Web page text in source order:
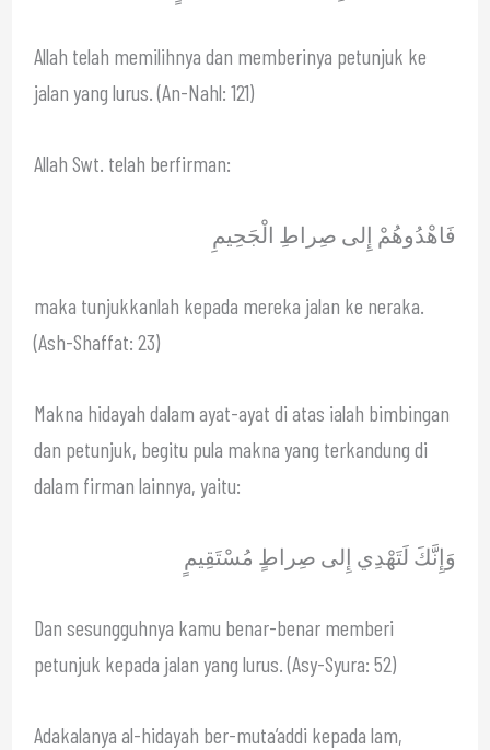
Allah telah memilihnya dan memberinya petunjuk ke
jalan yang lurus. (An-Nahl: 121)
Allah Swt. telah berfirman:
فَاهْدُوهُمْ إِلى صِراطِ الْجَحِيمِ
maka tunjukkanlah kepada mereka jalan ke neraka.
(Ash-Shaffat: 23)
Makna hidayah dalam ayat-ayat di atas ialah bimbingan
dan petunjuk, begitu pula makna yang terkandung di
dalam firman lainnya, yaitu:
وَإِنَّكَ لَتَهْدِي إِلى صِراطٍ مُسْتَقِيمٍ
Dan sesungguhnya kamu benar-benar memberi
petunjuk kepada jalan yang lurus. (Asy-Syura: 52)
Adakalanya al-hidayah ber-muta’addi kepada lam,